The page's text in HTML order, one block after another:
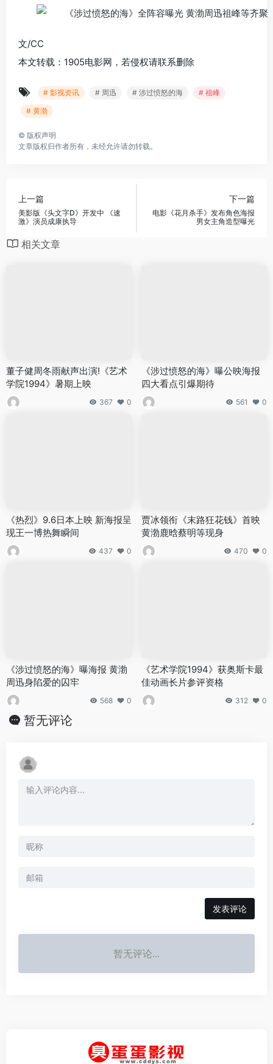
文/CC
本文转载：1905电影网，若侵权请联系删除
# 影视资讯 # 周迅 # 涉过愤怒的海
# 祖峰
# 黄渤
© 版权声明
文章版权归作者所有，未经允许请勿转载。
上一篇
美影版《头文字D》开发中 《速
激》演员成康执导
下一篇
电影《花月杀手》发布角色海报
男女主角造型曝光
相关文章
董子健周冬雨献声出演!《艺术
学院1994》暑期上映
367 0
《涉过愤怒的海》曝公映海报
四大看点引爆期待
561 0
《热烈》9.6日本上映 新海报呈
现王一博热舞瞬间
437 0
贾冰领衔《末路狂花钱》首映
黄渤鹿晗蔡明等现身
470 0
《涉过愤怒的海》曝海报 黄渤
周迅身陷爱的囚牢
568 0
《艺术学院1994》获奥斯卡最
佳动画长片参评资格
312 0
暂无评论
发表评论
暂无评论...